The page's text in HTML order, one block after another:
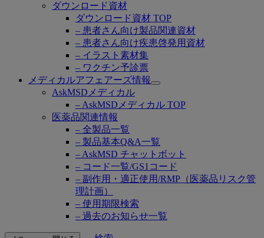
ダウンロード資材
ダウンロード資材 TOP
– 患者さん向け製品関連資材
– 患者さん向け疾患啓発用資材
– イラスト素材集
– ワクチン予診票
メディカルアフェアーズ情報
Open
AskMSDメディカル
– AskMSDメディカル TOP
医薬品関連情報
– 全製品一覧
– 製品基本Q&A一覧
– AskMSD チャットボット
– コード一覧/GS1コード
– 副作用・適正使用/RMP（医薬品リスク管
理計画）
– 使用期限検索
– 過去のお知らせ一覧